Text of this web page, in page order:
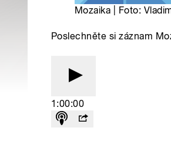
Mozaika | Foto:
Poslechněte si záznam
1:00:00